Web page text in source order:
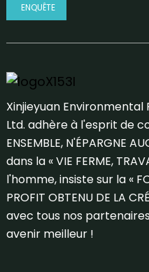
ENQUÊTE
Xinjieyuan
Ltd. adhère à l'esprit de
ENSEMBLE, N'ÉPARGNE
dans la « VIE FERME,
l'homme, insiste sur la «
PROFIT OBTENU DE LA
avec tous nos
avenir meilleur !